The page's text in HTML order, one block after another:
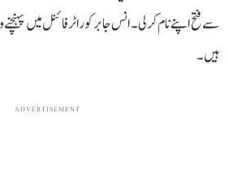
سے فتح اپنے نام کرلی۔ انس جابر کوراٹر فائنل میں
ہیں۔
ADVERTISEMENT